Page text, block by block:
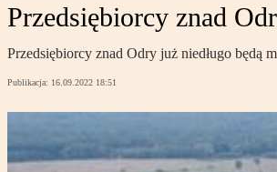
Przedsiębiorcy znad
Przedsiębiorcy znad Odry już niedługo będą
Publikacja: 16.09.2022 18:51